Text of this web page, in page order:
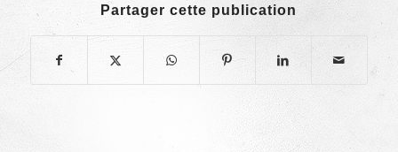
Partager cette publication